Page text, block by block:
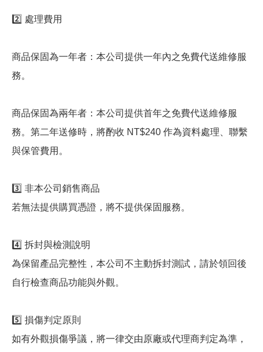
2️⃣ 處理費用
商品保固為一年者：本公司提供一年內之免費代送維修服
務。
商品保固為兩年者：本公司提供首年之免費代送維修服
務。第二年送修時，將酌收 NT$240 作為資料處理、聯繫
與保管費用。
3️⃣ 非本公司銷售商品
若無法提供購買憑證，將不提供保固服務。
4️⃣ 拆封與檢測說明
為保留產品完整性，本公司不主動拆封測試，請於領回後
自行檢查商品功能與外觀。
5️⃣ 損傷判定原則
如有外觀損傷爭議，將一律交由原廠或代理商判定為準，